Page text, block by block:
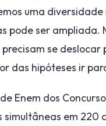
uma
pode ser ampliada.
precisam se deslocar
das hipóteses ir
Enem dos
simultâneas em 220